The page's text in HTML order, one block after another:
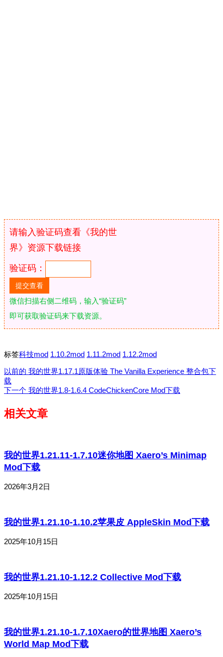
请输入验证码查看《我的世
界》资源下载链接
验证码：
微信扫描右侧二维码，输入“验证码”
即可获取验证码来下载资源。
标签科技mod 1.10.2mod 1.11.2mod 1.12.2mod
以前的 我的世界1.17.1原版体验 The Vanilla Experience 整合包下
载
下一个 我的世界1.8-1.6.4 CodeChickenCore Mod下载
相关文章
我的世界1.21.11-1.7.10迷你地图 Xaero’s Minimap
Mod下载
2026年3月2日
我的世界1.21.10-1.10.2苹果皮 AppleSkin Mod下载
2025年10月15日
我的世界1.21.10-1.12.2 Collective Mod下载
2025年10月15日
我的世界1.21.10-1.7.10Xaero的世界地图 Xaero’s
World Map Mod下载